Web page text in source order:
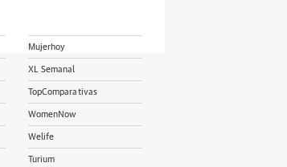
Mujerhoy
XL Semanal
TopComparativas
WomenNow
Welife
Turium